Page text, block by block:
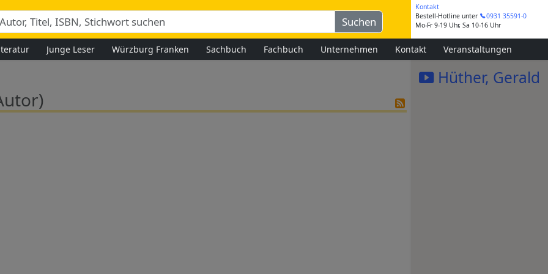
Kontakt
Bestell-Hotline unter
0931 35591-0
Mo-Fr 9-19 Uhr, Sa 10-16 Uhr
Junge Leser Würzburg Franken Sachbuch Fachbuch Unternehmen Kontakt Veranstaltungen
Hüther, Gerald